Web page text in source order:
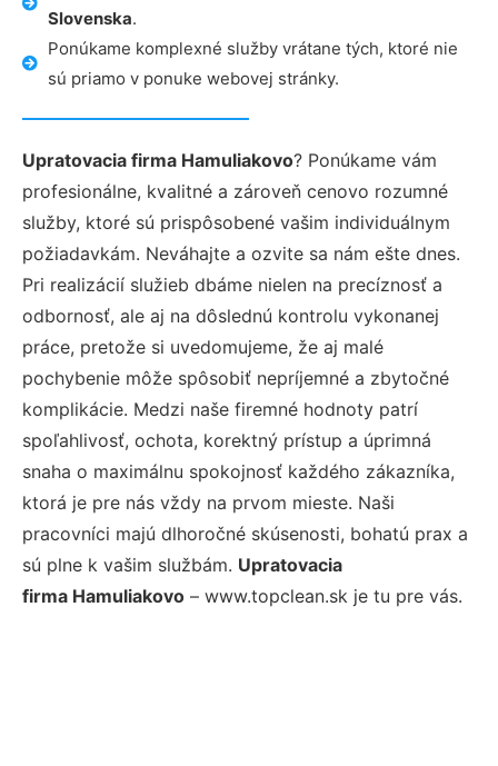
Slovenska.
Ponúkame komplexné služby vrátane tých, ktoré nie
sú priamo v ponuke webovej stránky.
Upratovacia firma Hamuliakovo? Ponúkame vám
profesionálne, kvalitné a zároveň cenovo rozumné
služby, ktoré sú prispôsobené vašim individuálnym
požiadavkám. Neváhajte a ozvite sa nám ešte dnes.
Pri realizácií služieb dbáme nielen na precíznosť a
odbornosť, ale aj na dôslednú kontrolu vykonanej
práce, pretože si uvedomujeme, že aj malé
pochybenie môže spôsobiť nepríjemné a zbytočné
komplikácie. Medzi naše firemné hodnoty patrí
spoľahlivosť, ochota, korektný prístup a úprimná
snaha o maximálnu spokojnosť každého zákazníka,
ktorá je pre nás vždy na prvom mieste. Naši
pracovníci majú dlhoročné skúsenosti, bohatú prax a
sú plne k vašim službám. Upratovacia
firma Hamuliakovo – www.topclean.sk je tu pre vás.